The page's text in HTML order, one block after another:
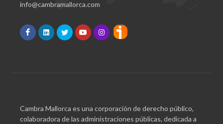
info@cambramallorca.com
Cambra Mallorca es una corporación de derecho público,
colaboradora de las administraciones públicas, dedicada a